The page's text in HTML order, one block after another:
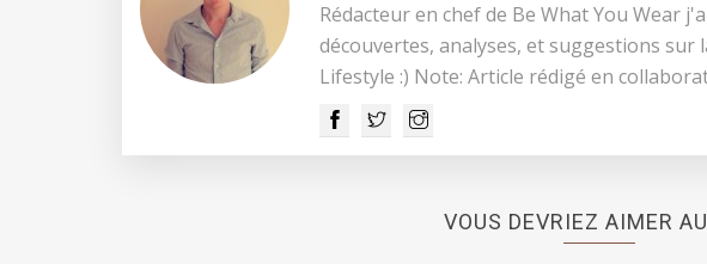
Rédacteur en chef de Be What You Wear
découvertes, analyses, et suggestions sur
Lifestyle :) Note: Article rédigé en
VOUS DEVRIEZ AIMER